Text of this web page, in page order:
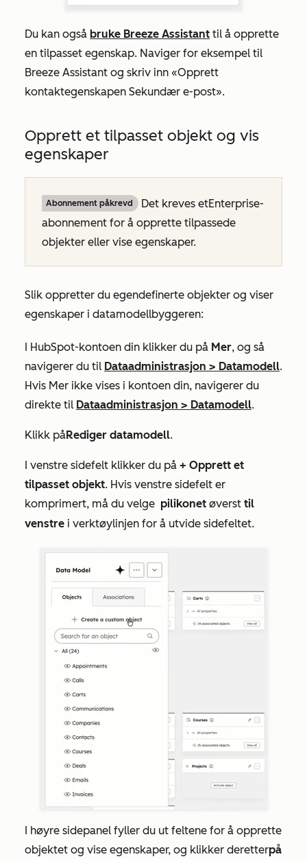
Du kan også bruke Breeze Assistant til å opprette
en tilpasset egenskap. Naviger for eksempel til
Breeze Assistant og skriv inn «Opprett
kontaktegenskapen Sekundær e-post».
Opprett et tilpasset objekt og vis
egenskaper
Abonnement påkrevd Det kreves etEnterprise-
abonnement for å opprette tilpassede
objekter eller vise egenskaper.
Slik oppretter du egendefinerte objekter og viser
egenskaper i datamodellbyggeren:
I HubSpot-kontoen din klikker du på Mer, og så
navigerer du til Dataadministrasjon > Datamodell.
Hvis Mer ikke vises i kontoen din, navigerer du
direkte til Dataadministrasjon > Datamodell.
Klikk påRediger datamodell.
I venstre sidefelt klikker du på + Opprett et
tilpasset objekt. Hvis venstre sidefelt er
komprimert, må du velge pilikonet øverst til
venstre i verktøylinjen for å utvide sidefeltet.
I høyre sidepanel fyller du ut feltene for å opprette
objektet og vise egenskaper, og klikker deretterpå